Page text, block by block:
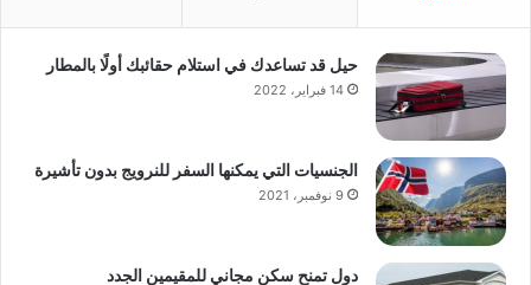
حيل قد تساعدك في استلام حقائبك أولًا بالمطار
14 فبراير، 2022
الجنسيات التي يمكنها السفر للنرويج بدون تأشيرة
9 نوفمبر، 2021
دول تمنح سكن مجاني للمقيمين الجدد